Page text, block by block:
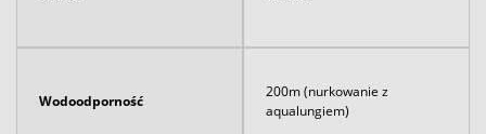
Wodoodporność
200m (nurkowanie z
aqualungiem)